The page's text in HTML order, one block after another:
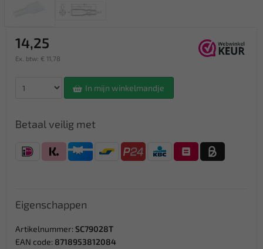
14,25
Ex. btw: € 11,78
In mijn winkelmandje
Betaal veilig met
Eigenschappen
Artikelnummer: SC79028T
EAN code: 8718953812084